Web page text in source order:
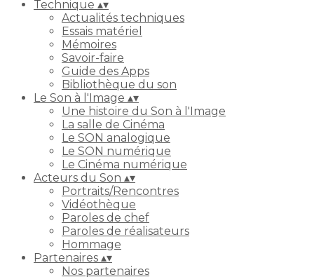
Technique ▴▾
Actualités techniques
Essais matériel
Mémoires
Savoir-faire
Guide des Apps
Bibliothèque du son
Le Son à l'Image ▴▾
Une histoire du Son à l'Image
La salle de Cinéma
Le SON analogique
Le SON numérique
Le Cinéma numérique
Acteurs du Son ▴▾
Portraits/Rencontres
Vidéothèque
Paroles de chef
Paroles de réalisateurs
Hommage
Partenaires ▴▾
Nos partenaires